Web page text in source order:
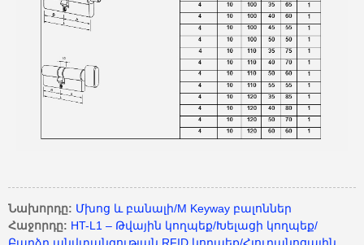
Նախորդը: Մխոց և բանալի/M Keyway բալոններ
Հաջորդը: HT-L1 – Թվային կողպեք/Խելացի կողպեք/
Բարձր անվտանգության RFID կողպեք/Հյուրանոցային